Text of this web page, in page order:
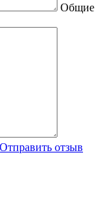
Общие
Отправить отзыв